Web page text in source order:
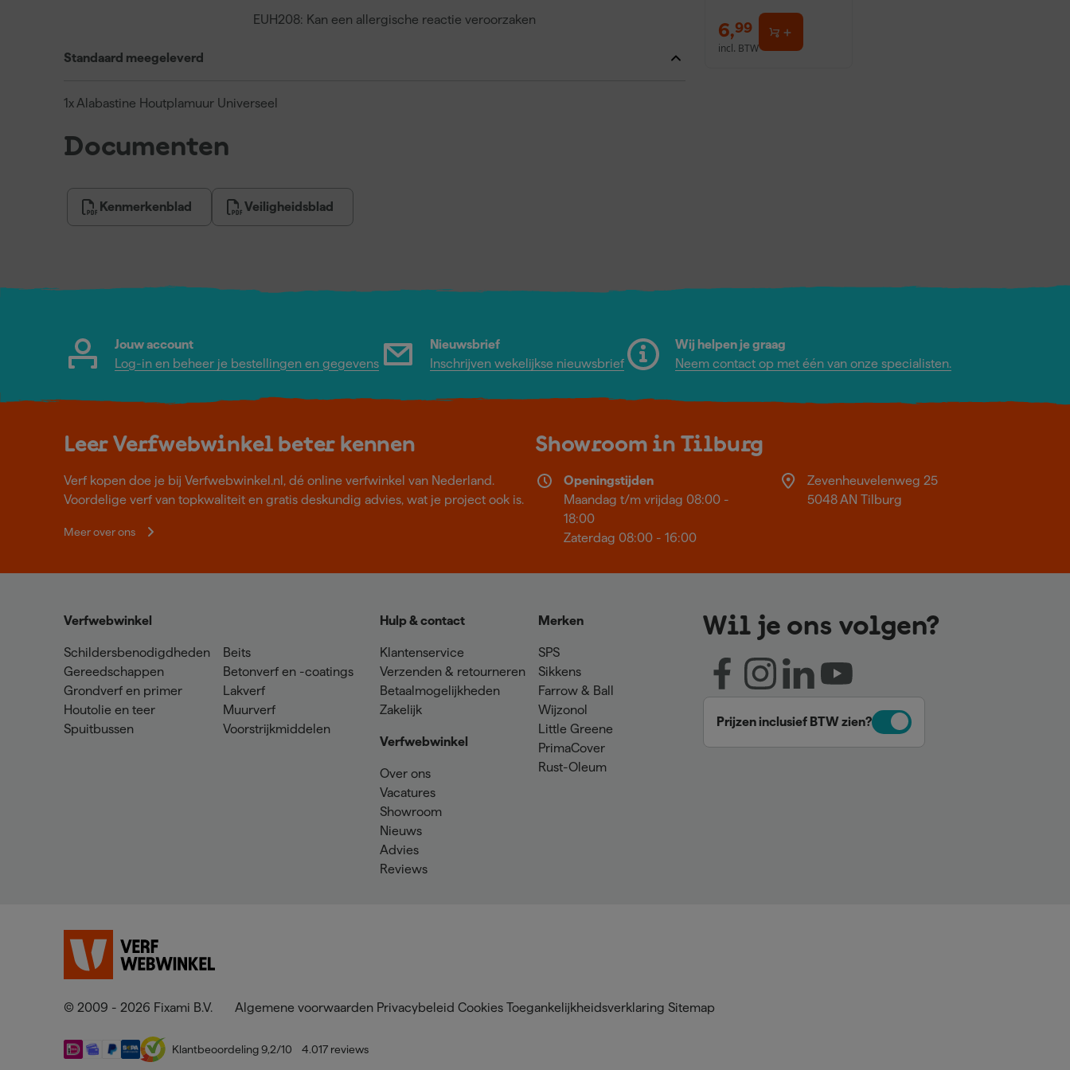
EUH208: Kan een allergische reactie veroorzaken
Standaard meegeleverd
1x Alabastine Houtplamuur Universeel
Documenten
Kenmerkenblad Veiligheidsblad
6,99
incl. BTW
Jouw account
Log-in en beheer je bestellingen en gegevens
Nieuwsbrief
Inschrijven wekelijkse nieuwsbrief
Wij helpen je graag
Neem contact op met één van onze specialisten.
Leer Verfwebwinkel beter kennen
Verf kopen doe je bij Verfwebwinkel.nl, dé online verfwinkel van Nederland.
Voordelige verf van topkwaliteit en gratis deskundig advies, wat je project ook is.
Meer over ons
Showroom in Tilburg
Openingstijden
Maandag t/m vrijdag 08:00 -
18:00
Zaterdag 08:00 - 16:00
Zevenheuvelenweg 25
5048 AN Tilburg
Verfwebwinkel
Schildersbenodigdheden
Gereedschappen
Grondverf en primer
Houtolie en teer
Spuitbussen
Beits
Betonverf en -coatings
Lakverf
Muurverf
Voorstrijkmiddelen
Hulp & contact
Klantenservice
Verzenden & retourneren
Betaalmogelijkheden
Zakelijk
Verfwebwinkel
Over ons
Vacatures
Showroom
Nieuws
Advies
Reviews
Merken
SPS
Sikkens
Farrow & Ball
Wijzonol
Little Greene
PrimaCover
Rust-Oleum
Wil je ons volgen?
Prijzen inclusief BTW zien?
© 2009 - 2026 Fixami B.V. Algemene voorwaarden Privacybeleid Cookies Toegankelijkheidsverklaring Sitemap
Klantbeoordeling9,2/10 4.017 reviews